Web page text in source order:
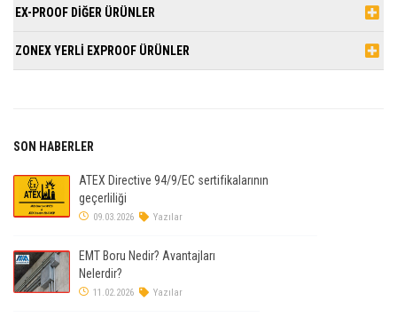
EX-PROOF DİĞER ÜRÜNLER
ZONEX YERLİ EXPROOF ÜRÜNLER
SON HABERLER
ATEX Directive 94/9/EC sertifikalarının
geçerliliği
09.03.2026 Yazılar
EMT Boru Nedir? Avantajları
Nelerdir?
11.02.2026 Yazılar